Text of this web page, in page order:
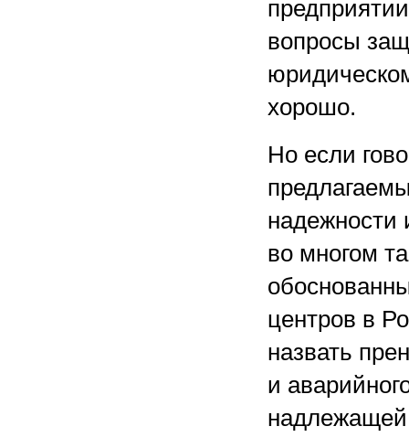
вопросы
хорошо.
Но если
надежности
во многом
центров в
назвать
и
надлежащей